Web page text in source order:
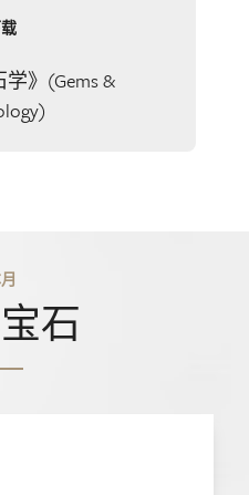
》(Gems &
石